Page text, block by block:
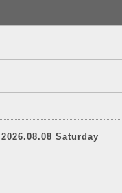
2026.08.08 Saturday